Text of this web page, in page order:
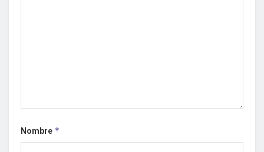
Nombre *